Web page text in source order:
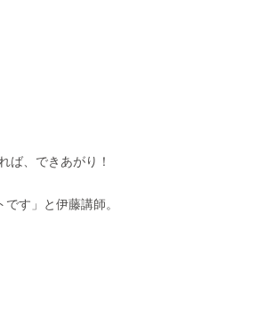
ば、できあがり！
す」と伊藤講師。